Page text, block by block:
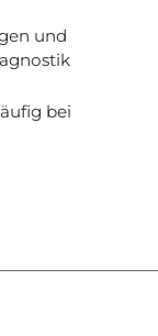
und
bei